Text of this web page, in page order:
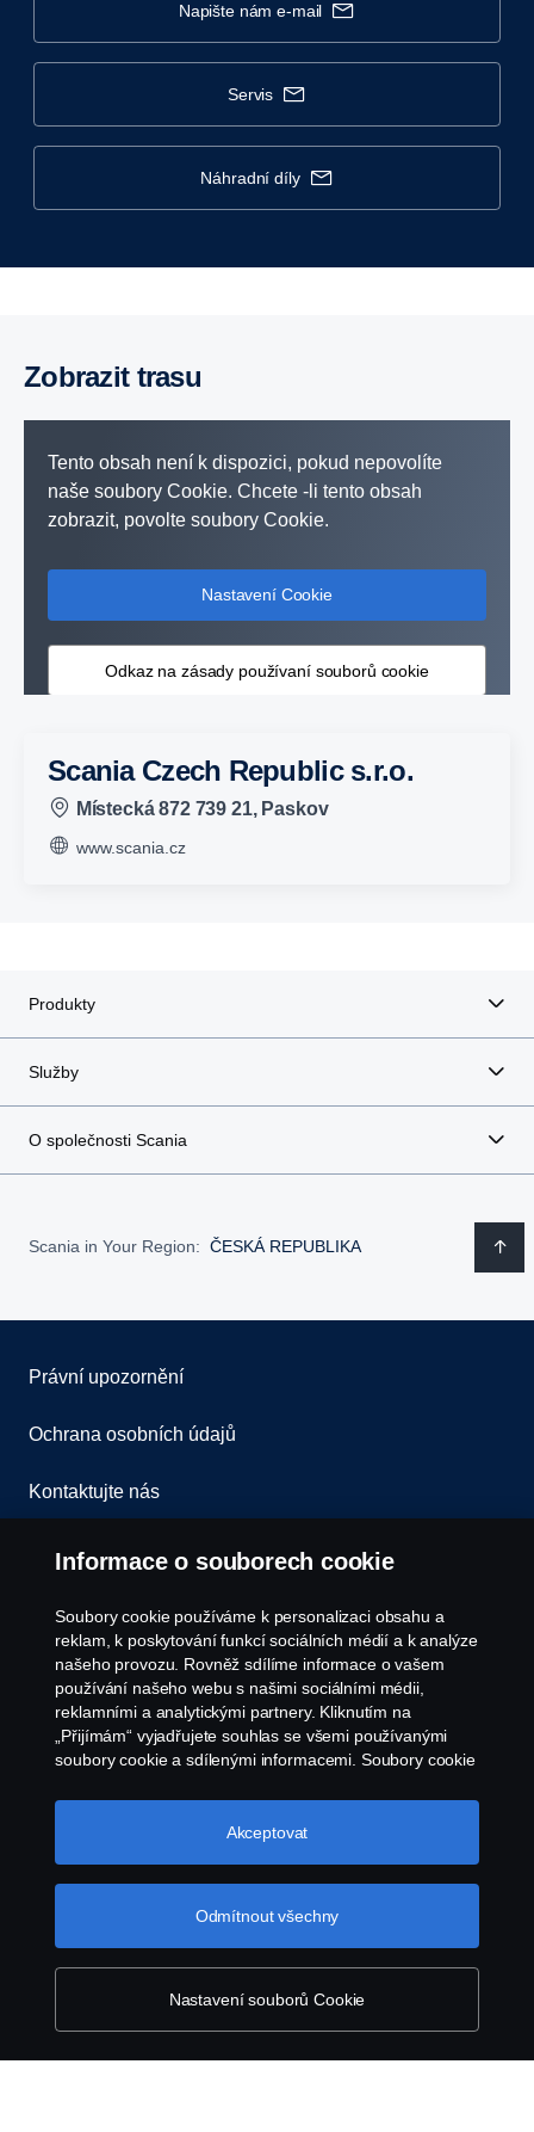
napište nám e-mail
servis
náhradní díly
Zobrazit trasu
Tento obsah není k dispozici, pokud nepovolíte
naše soubory Cookie. Chcete -li tento obsah
zobrazit, povolte soubory Cookie.
Nastavení Cookie
Odkaz na zásady používaní souborů cookie
Scania Czech Republic s.r.o.
Místecká 872 739 21, Paskov
www.scania.cz
Produkty
Služby
O společnosti Scania
Scania in Your Region: ČESKÁ REPUBLIKA
Právní upozornění
Ochrana osobních údajů
Kontaktujte nás
Všeobecné obchodní podmínky
Oznámení porušení předpisů
Zásady Cookies
Nastavení Cookie
© Copyright Scania 2026. Všechna práva
vyhrazena. Scania Czech Republic s.r.o., Sobínská
186, 252 19 Chrášťany, Česká republika.
Informace o souborech cookie
Soubory cookie používáme k personalizaci obsahu a
reklam, k poskytování funkcí sociálních médií a k analýze
našeho provozu. Rovněž sdílíme informace o vašem
používání našeho webu s našimi sociálními médii,
reklamními a analytickými partnery. Kliknutím na
„Přijímám“ vyjadřujete souhlas se všemi používanými
soubory cookie a sdílenými informacemi. Soubory cookie
cookie“ a výběrem kategorií, které chcete přijmout.
Podrobnější vysvětlení toho, jak používáme soubory
Nastavení souborů Cookie
Odmítnout všechny
Akceptovat